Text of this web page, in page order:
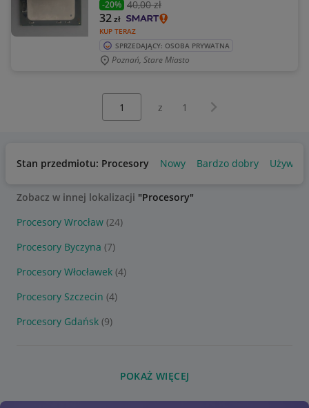
-20% 40,00 zł
KUP TERAZ
32zł
SPRZEDAJĄCY: OSOBA PRYWATNA
Poznań, Stare Miasto
z 1 Następna strona
Stan przedmiotu: Procesory Nowy Bardzo dobry
Zobacz w innej lokalizacji "Procesory"
Procesory Wrocław (24)
Procesory Byczyna (7)
Procesory Włocławek (4)
Procesory Szczecin (4)
Procesory Gdańsk (9)
POKAŻ WIĘCEJ